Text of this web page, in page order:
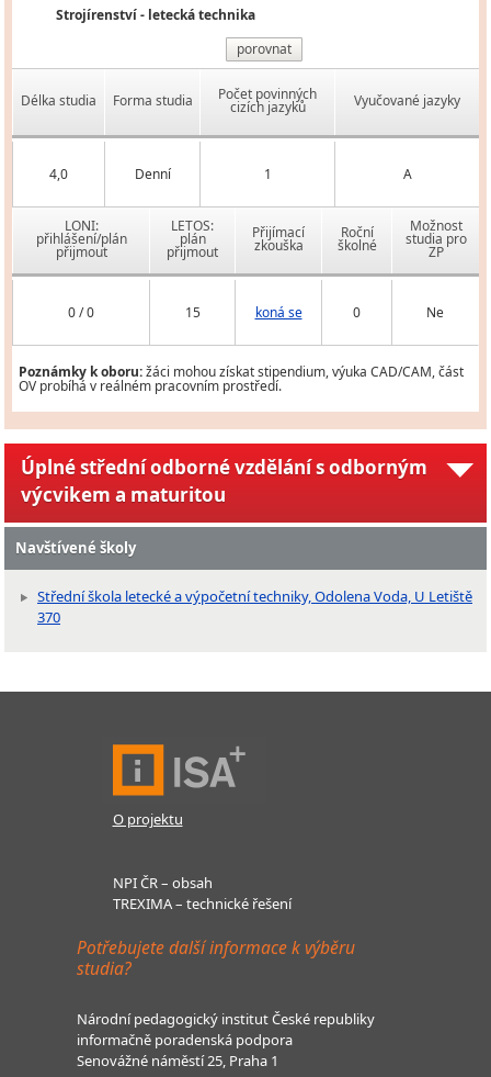
Strojírenství - letecká technika
porovnat
Délka studia Forma studia Počet povinných
cizích jazyků Vyučované jazyky
4,0 Denní 1 A
LONI:
přihlášení/plán
přijmout
LETOS:
plán
přijmout
Přijímací
zkouška
Roční
školné
Možnost
studia pro
ZP
0 / 0 15 koná se 0 Ne
Poznámky k oboru:žáci mohou získat stipendium, výuka CAD/CAM, část
OV probíhá v reálném pracovním prostředí.
Úplné střední odborné vzdělání s odborným
výcvikem a maturitou
Navštívené školy
Střední škola letecké a výpočetní techniky, Odolena Voda, U Letiště
370
O projektu
NPI ČR – obsah
TREXIMA – technické řešení
Potřebujete další informace k výběru
studia?
Národní pedagogický institut České republiky
informačně poradenská podpora
Senovážné náměstí 25, Praha 1